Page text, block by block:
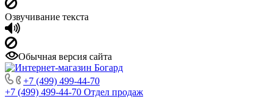
Озвучивание текста
Обычная версия сайта
+7 (499) 499-44-70
+7 (499) 499-44-70 Отдел продаж